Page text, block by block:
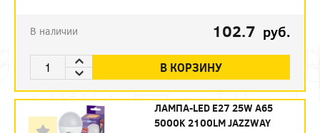
В наличии 102.7 руб.
В КОРЗИНУ
ЛАМПА-LED E27 25W A65
5000K 2100LM JAZZWAY